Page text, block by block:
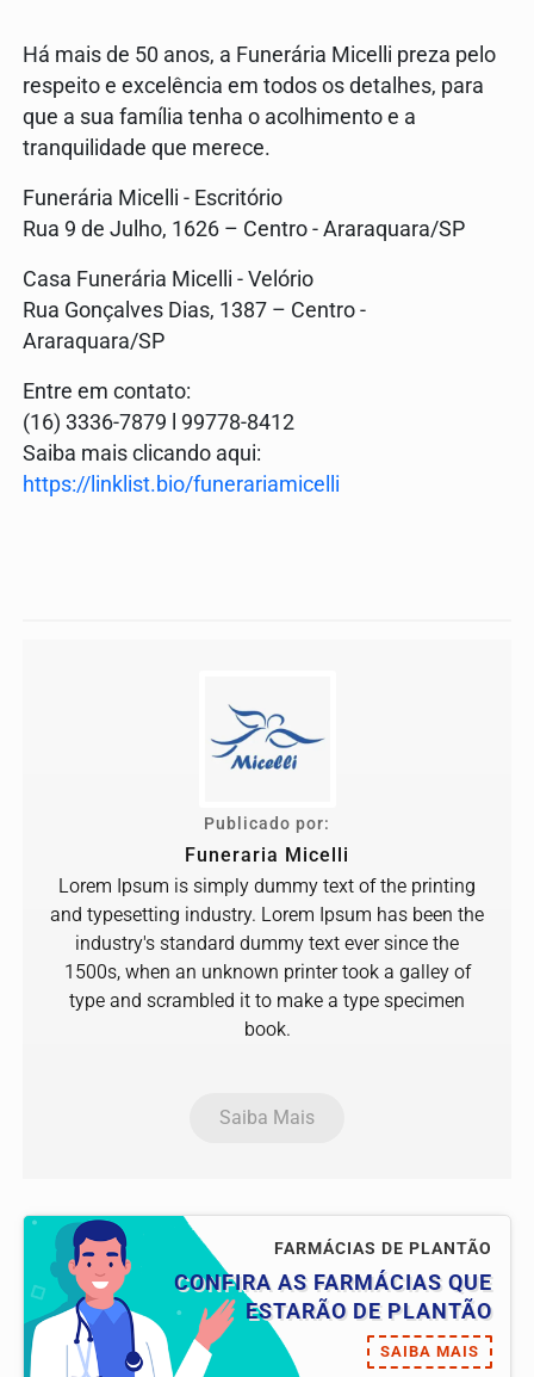
Há mais de 50 anos, a Funerária Micelli preza pelo
respeito e excelência em todos os detalhes, para
que a sua família tenha o acolhimento e a
tranquilidade que merece.
Funerária Micelli - Escritório
Rua 9 de Julho, 1626 – Centro - Araraquara/SP
Casa Funerária Micelli - Velório
Rua Gonçalves Dias, 1387 – Centro -
Araraquara/SP
Entre em contato:
(16) 3336-7879 l 99778-8412
Saiba mais clicando aqui:
https://linklist.bio/funerariamicelli
Publicado por:
Funeraria Micelli
Lorem Ipsum is simply dummy text of the printing
and typesetting industry. Lorem Ipsum has been the
industry's standard dummy text ever since the
1500s, when an unknown printer took a galley of
type and scrambled it to make a type specimen
book.
Saiba Mais
FARMÁCIAS DE PLANTÃO
CONFIRA AS FARMÁCIAS QUE
ESTARÃO DE PLANTÃO
SAIBA MAIS